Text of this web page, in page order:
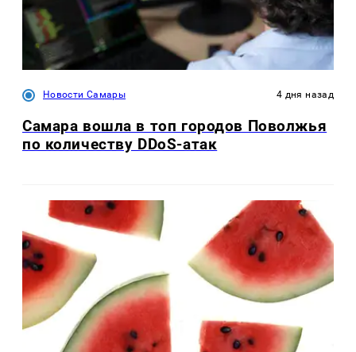
Новости Самары 4 дня назад
Самара вошла в топ городов Поволжья
по количеству DDoS-атак